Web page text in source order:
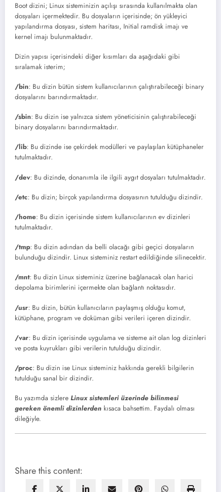
Boot dizini; Linux sisteminizin açılışı sırasında kullanılmakta olan
dosyaları içermektedir. Bu dosyaların içerisinde; ön yükleyici
yapılandırma dosyası, sistem haritası, Initial ramdisk imajı ve
kernel imajı bulunmaktadır.
Dizin yapısı içerisindeki diğer kısımları da aşağıdaki gibi
sıralamak isterim;
/bin: Bu dizin bütün sistem kullanıcılarının çalıştırabileceği binary
dosyalarını barındırmaktadır.
/sbin: Bu dizin ise yalnızca sistem yöneticisinin çalıştırabileceği
binary dosyalarını barındırmaktadır.
/lib: Bu dizinde ise çekirdek modülleri ve paylaşılan kütüphaneler
tutulmaktadır.
/dev: Bu dizinde, donanımla ile ilgili aygıt dosyaları tutulmaktadır.
/etc: Bu dizin; birçok yapılandırma dosyasının tutulduğu dizindir.
/home: Bu dizin içerisinde sistem kullanıcılarının ev dizinleri
tutulmaktadır.
/tmp: Bu dizin adından da belli olacağı gibi geçici dosyaların
bulunduğu dizindir. Linux sisteminiz restart edildiğinde silinecektir.
/mnt: Bu dizin Linux sisteminiz üzerine bağlanacak olan harici
depolama birimlerini içermekte olan bağlantı noktasıdır.
/usr: Bu dizin, bütün kullanıcıların paylaşmış olduğu komut,
kütüphane, program ve doküman gibi verileri içeren dizindir.
/var: Bu dizin içerisinde uygulama ve sisteme ait olan log dizinleri
ve posta kuyrukları gibi verilerin tutulduğu dizindir.
/proc: Bu dizin ise Linux sisteminiz hakkında gerekli bilgilerin
tutulduğu sanal bir dizindir.
Bu yazımda sizlere Linux sistemleri üzerinde bilinmesi
gereken önemli dizinlerden kısaca bahsettim. Faydalı olması
dileğiyle.
Share this content: